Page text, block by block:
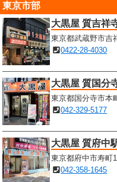
東京市部
大黒屋 質吉祥
東京都武蔵野市吉
0422-28-4030
大黒屋 質国分
東京都国分寺市本
042-329-5177
大黒屋 質府中
東京都府中市寿町
042-358-1645